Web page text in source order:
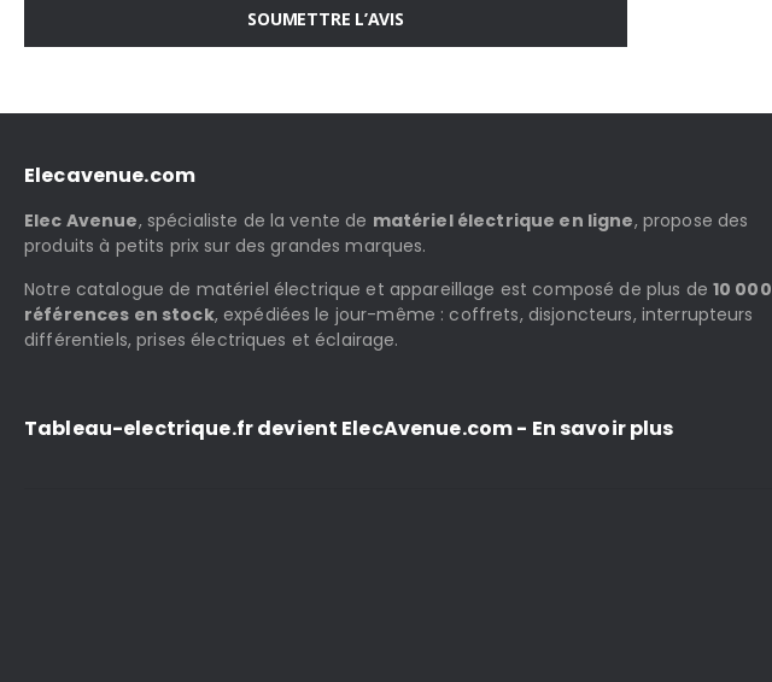
SOUMETTRE L’AVIS
Elecavenue.com
Elec Avenue, spécialiste de la vente de matériel électrique en ligne, propose des
produits à petits prix sur des grandes marques.
Notre catalogue de matériel électrique et appareillage est composé de plus de 10 000
références en stock, expédiées le jour-même : coffrets, disjoncteurs, interrupteurs
différentiels, prises électriques et éclairage.
Tableau-electrique.fr devient ElecAvenue.com - En savoir plus